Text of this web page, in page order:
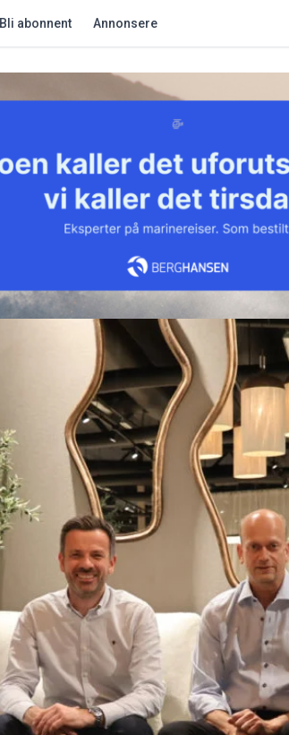
Bli abonnent Annonsere